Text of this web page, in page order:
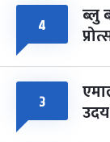
४ ब्लु
३